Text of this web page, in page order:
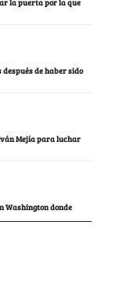
de haber sido
Mejía para luchar
Washington donde